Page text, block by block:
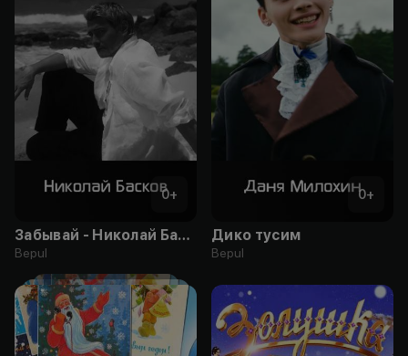
0+
Забывай - Николай Басков
Bepul
0+
Дико тусим
Bepul